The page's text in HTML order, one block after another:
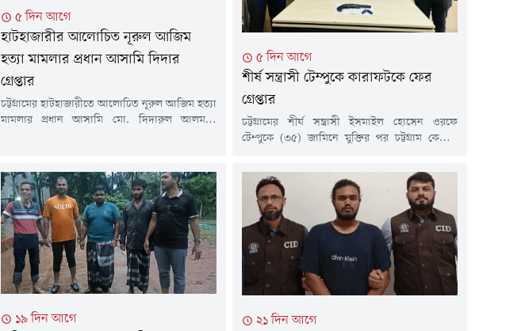
৫ দিন আগে
হাটহাজারীর আলোচিত নূরুল আজিম
হত্যা মামলার প্রধান আসামি দিদার
গ্রেপ্তার
চট্টগ্রামের হাটহাজারীতে আলোচিত নূরুল আজিম হত্যা
মামলার প্রধান আসামি মো. দিদারুল আলমকে
হয়।পুলিশ জানায়, হাটহাজারী মডেল থানার
পরিদর্শক (তদন্ত) মোস্তাকের নেতৃত্বে একটি বিশেষ দল
গোপন তথ্যের ভিত্তিতে অভিযান চালিয়ে...
৫ দিন আগে
শীর্ষ সন্ত্রাসী টেম্পুকে কারাফটকে ফের
গ্রেপ্তার
চট্টগ্রামের শীর্ষ সন্ত্রাসী ইসমাইল হোসেন ওরফে
টেম্পুকে (৩৫) জামিনে মুক্তির পর চট্টগ্রাম কেন্দ্রীয়
মামলায় আবার গ্রেপ্তার করেছে পুলিশ।রবিবার (২
আগস্ট) বিষয়টি নিশ্চিত করেছেন সিএমপির উপ-
পুলিশ কমিশনার (প্রসিকিউশন) মুহাম্মদ হাসান
ইকবাল চৌধুরী।তিনি বলেন, টেম্পু একজন দুর্ধর্ষ
সন্ত্রাসী। অতীতে ১৩ বার গ্রেপ্তার হলেও প্রতিবারই
জামিনে...
১৯ দিন আগে ২১ দিন আগে